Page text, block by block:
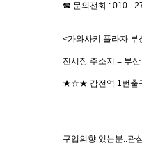
☎ 문의전화 : 010 -
<가와사키 플라자 부
전시장 주소지 = 부
★☆★ 감전역 1번출
구입의향 있는분..관